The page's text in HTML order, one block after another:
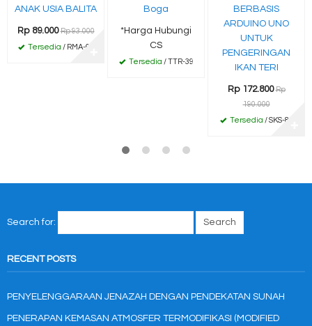
ANAK USIA BALITA
Rp 89.000 Rp 93.000
Tersedia / RMA-64
Boga
*Harga Hubungi
CS
Tersedia / TTR-39
BERBASIS
ARDUINO UNO
UNTUK
PENGERINGAN
IKAN TERI
Rp 172.800 Rp
190.000
Tersedia / SKS-80
Search for:
RECENT POSTS
PENYELENGGARAAN JENAZAH DENGAN PENDEKATAN SUNAH
PENERAPAN KEMASAN ATMOSFER TERMODIFIKASI (MODIFIED